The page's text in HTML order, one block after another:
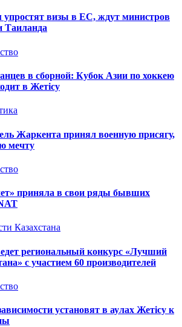
упростят визы в ЕС, ждут министров
Таиланда
в сборной: Кубок Азии по хоккею
в Жетісу
Жаркента принял военную присягу,
мечту
приняла в свои ряды бывших
Казахстана
региональный конкурс «Лучший
с участием 60 производителей
установят в аулах Жетісу к